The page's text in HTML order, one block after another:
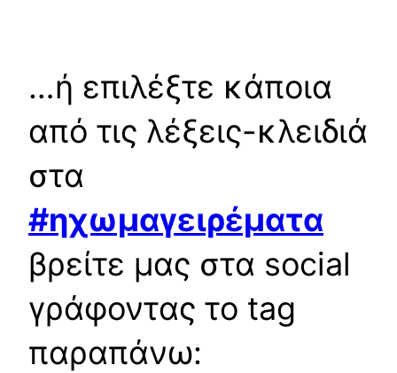
…ή επιλέξτε κάποια
από τις λέξεις-κλειδιά
στα
#ηχωμαγειρέματα
βρείτε μας στα social
γράφοντας το tag
παραπάνω: